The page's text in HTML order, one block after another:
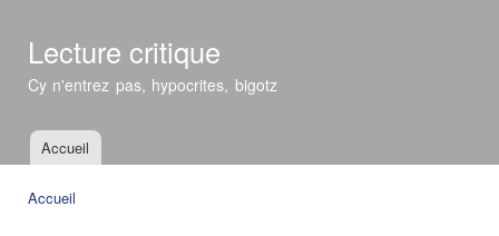
Lecture critique
Cy n'entrez pas, hypocrites, bigotz
Menu principal
Accueil
Accueil